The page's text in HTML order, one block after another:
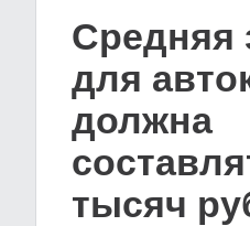
Средняя
для
должна
тысяч